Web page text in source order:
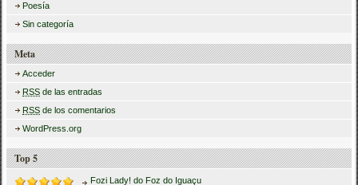
Poesía
Sin categoría
Meta
Acceder
RSS de las entradas
RSS de los comentarios
WordPress.org
Top 5
Fozi Lady! do Foz do Iguaçu